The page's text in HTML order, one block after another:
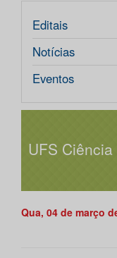
Editais
Notícias
Eventos
UFS Ciência
Qua, 04 de março